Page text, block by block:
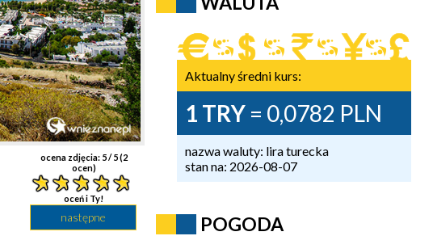
ocena zdjęcia: 5/ 5 (2
ocen)
oceń i Ty!
następne
Aktualny średni kurs:
1 TRY = 0,0782 PLN
nazwa waluty: lira turecka
stan na: 2026-08-07
POGODA